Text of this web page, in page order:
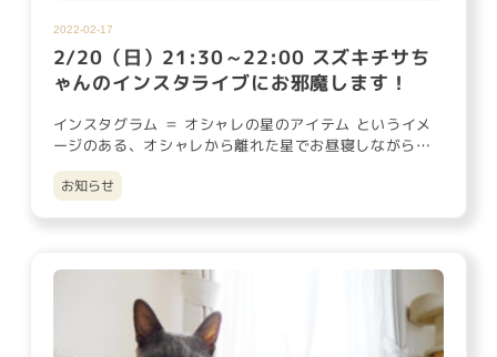
2022-02-17
2/20（日）21:30～22:00 スズキチサち
ゃんのインスタライブにお邪魔します！
インスタグラム ＝ オシャレの星のアイテム というイメ
ージのある、オシャレから離れた星でお昼寝しながら暮
らしているオマミ…
お知らせ